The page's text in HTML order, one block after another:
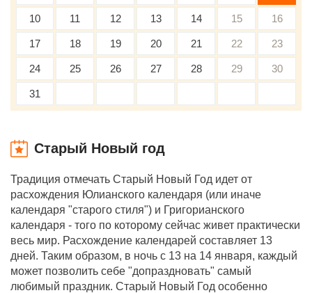
10 11 12 13 14 15 16
17 18 19 20 21 22 23
24 25 26 27 28 29 30
31
Старый Новый год
Традиция отмечать Старый Новый Год идет от
расхождения Юлианского календаря (или иначе
календаря "старого стиля") и Григорианского
календаря - того по которому сейчас живет практически
весь мир. Расхождение календарей составляет 13
дней. Таким образом, в ночь с 13 на 14 января, каждый
может позволить себе "допраздновать" самый
любимый праздник. Старый Новый Год особенно